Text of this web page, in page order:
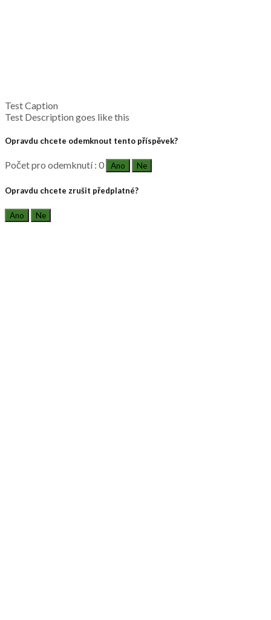
Test Caption
Test Description goes like this
Opravdu chcete odemknout tento příspěvek?
Počet pro odemknutí : 0 Ano Ne
Opravdu chcete zrušit předplatné?
Ano Ne